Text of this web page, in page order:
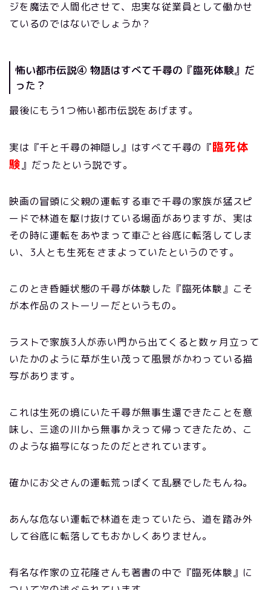
ジを魔法で人間化させて、忠実な従業員として働かせ
ているのではないでしょうか？
怖い都市伝説④ 物語はすべて千尋の『臨死体験』だ
った？
最後にもう1つ怖い都市伝説をあげます。
実は『千と千尋の神隠し』はすべて千尋の『臨死体
験』だったという説です。
映画の冒頭に父親の運転する車で千尋の家族が猛スピ
ードで林道を駆け抜けている場面がありますが、実は
その時に運転をあやまって車ごと谷底に転落してしま
い、3人とも生死をさまよっていたというのです。
このとき昏睡状態の千尋が体験した『臨死体験』こそ
が本作品のストーリーだというもの。
ラストで家族3人が赤い門から出てくると数ヶ月立って
いたかのように草が生い茂って風景がかわっている描
写があります。
これは生死の境にいた千尋が無事生還できたことを意
味し、三途の川から無事かえって帰ってきたため、こ
のような描写になったのだとされています。
確かにお父さんの運転荒っぽくて乱暴でしたもんね。
あんな危ない運転で林道を走っていたら、道を踏み外
して谷底に転落してもおかしくありません。
有名な作家の立花隆さんも著書の中で『臨死体験』に